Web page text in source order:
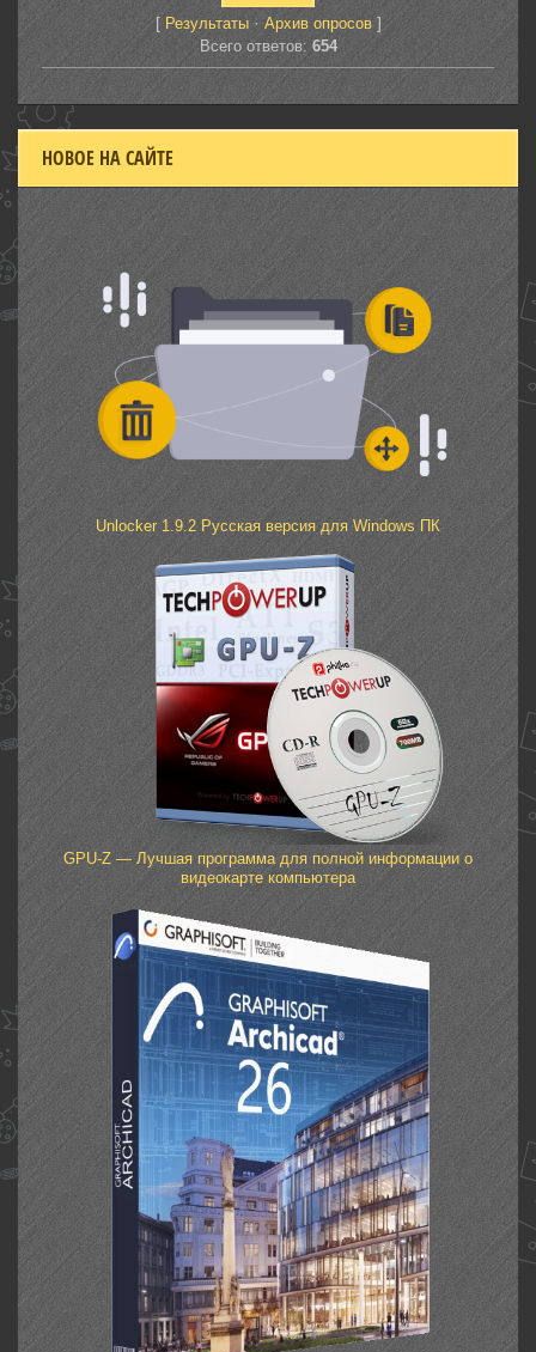
[ Результаты· Архив опросов]
Всего ответов: 654
НОВОЕ НА САЙТЕ
Unlocker 1.9.2 Русская версия для Windows ПК
GPU-Z — Лучшая программа для полной информации о
видеокарте компьютера